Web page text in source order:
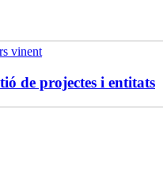
vinent
de projectes i entitats